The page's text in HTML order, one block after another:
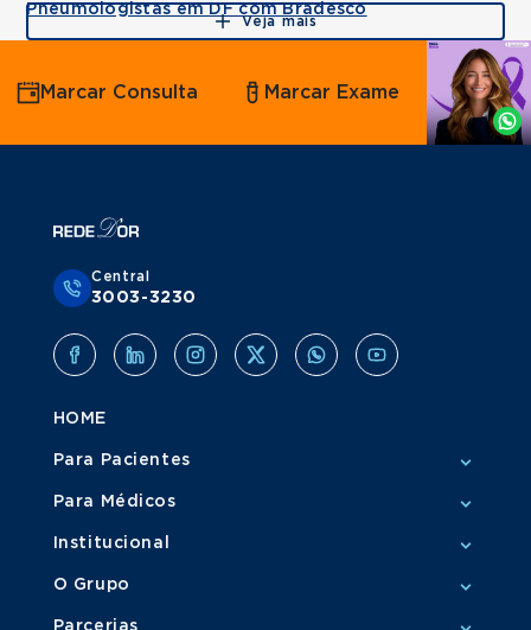
Pneumologistas em DF com Bradesco
Veja mais
Agende
por
Whatsapp
Marcar Consulta Marcar Exame
Central
3003-3230
HOME
Para Pacientes
Para Médicos
Institucional
O Grupo
Parcerias